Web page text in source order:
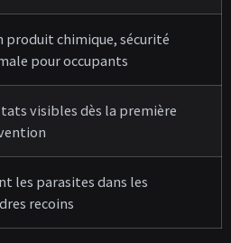
produit chimique, sécurité
pour occupants
visibles dès la première
les parasites dans les
recoins